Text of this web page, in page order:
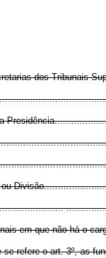
dos Tribunais
ou
em que não há o
se refere o art. 3º, as